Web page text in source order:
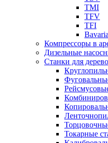
TMI
TFV
TFI
Bavaria
Компрессоры в
Дизельные
Станки для
Токарные